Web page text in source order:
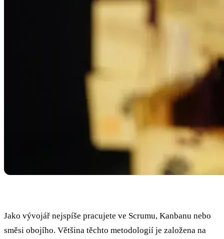
Jako vývojář nejspíše pracujete ve Scrumu, Kanbanu nebo
směsi obojího. Většina těchto metodologií je založena na